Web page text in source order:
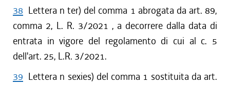
38 Lettera n ter) del comma 1 abrogata da art. 89,
comma 2, L. R. 3/2021 , a decorrere dalla data di
entrata in vigore del regolamento di cui al c. 5
dell'art. 25, L.R. 3/2021.
39 Lettera n sexies) del comma 1 sostituita da art.